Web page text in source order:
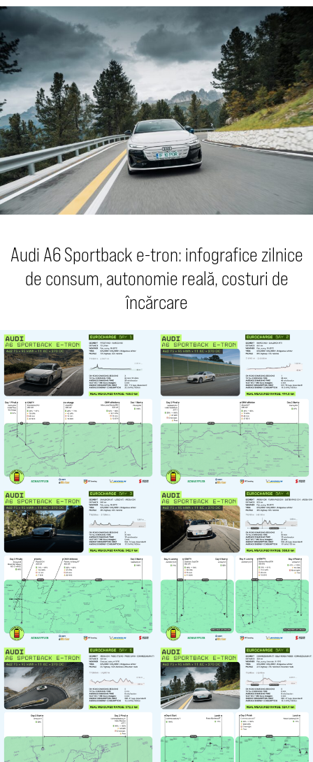
Audi A6 Sportback e-tron: infografice zilnice
de consum, autonomie reală, costuri de
încărcare